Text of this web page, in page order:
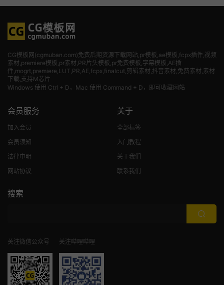
CG模板网(cgmuban.com)免费后期资源下载网站,pr模板,ae模板,fcpx插件,视频
素材 ,premiere模板,pr素材,PR片头模板,pr免费模板,字幕模板,AE插
件,mogrt,premiere,LUT,PR,AE,fcpx,finalcut,剪辑素材,抖音素材,免费素材,素材
下载,支持M芯片
Windows 使用 Ctrl + D，Mac 使用 Command + D，即可收藏网站
会员服务
加入会员
会员须知
法律申明
网站协议
关于
全部标签
入门教程
关于我们
联系我们
搜索
关注微信公众号 关注哔哩哔哩